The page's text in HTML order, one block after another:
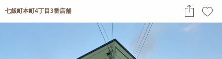
七飯町本町4丁目3番店舗